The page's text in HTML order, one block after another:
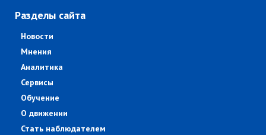
Разделы сайта
Новости
Мнения
Аналитика
Сервисы
Обучение
О движении
Стать наблюдателем